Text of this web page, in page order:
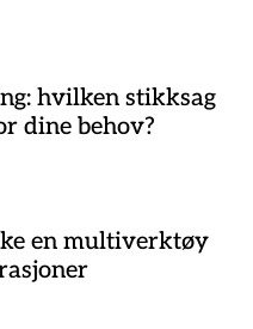
hvilken stikksag
dine behov?
en multiverktøy